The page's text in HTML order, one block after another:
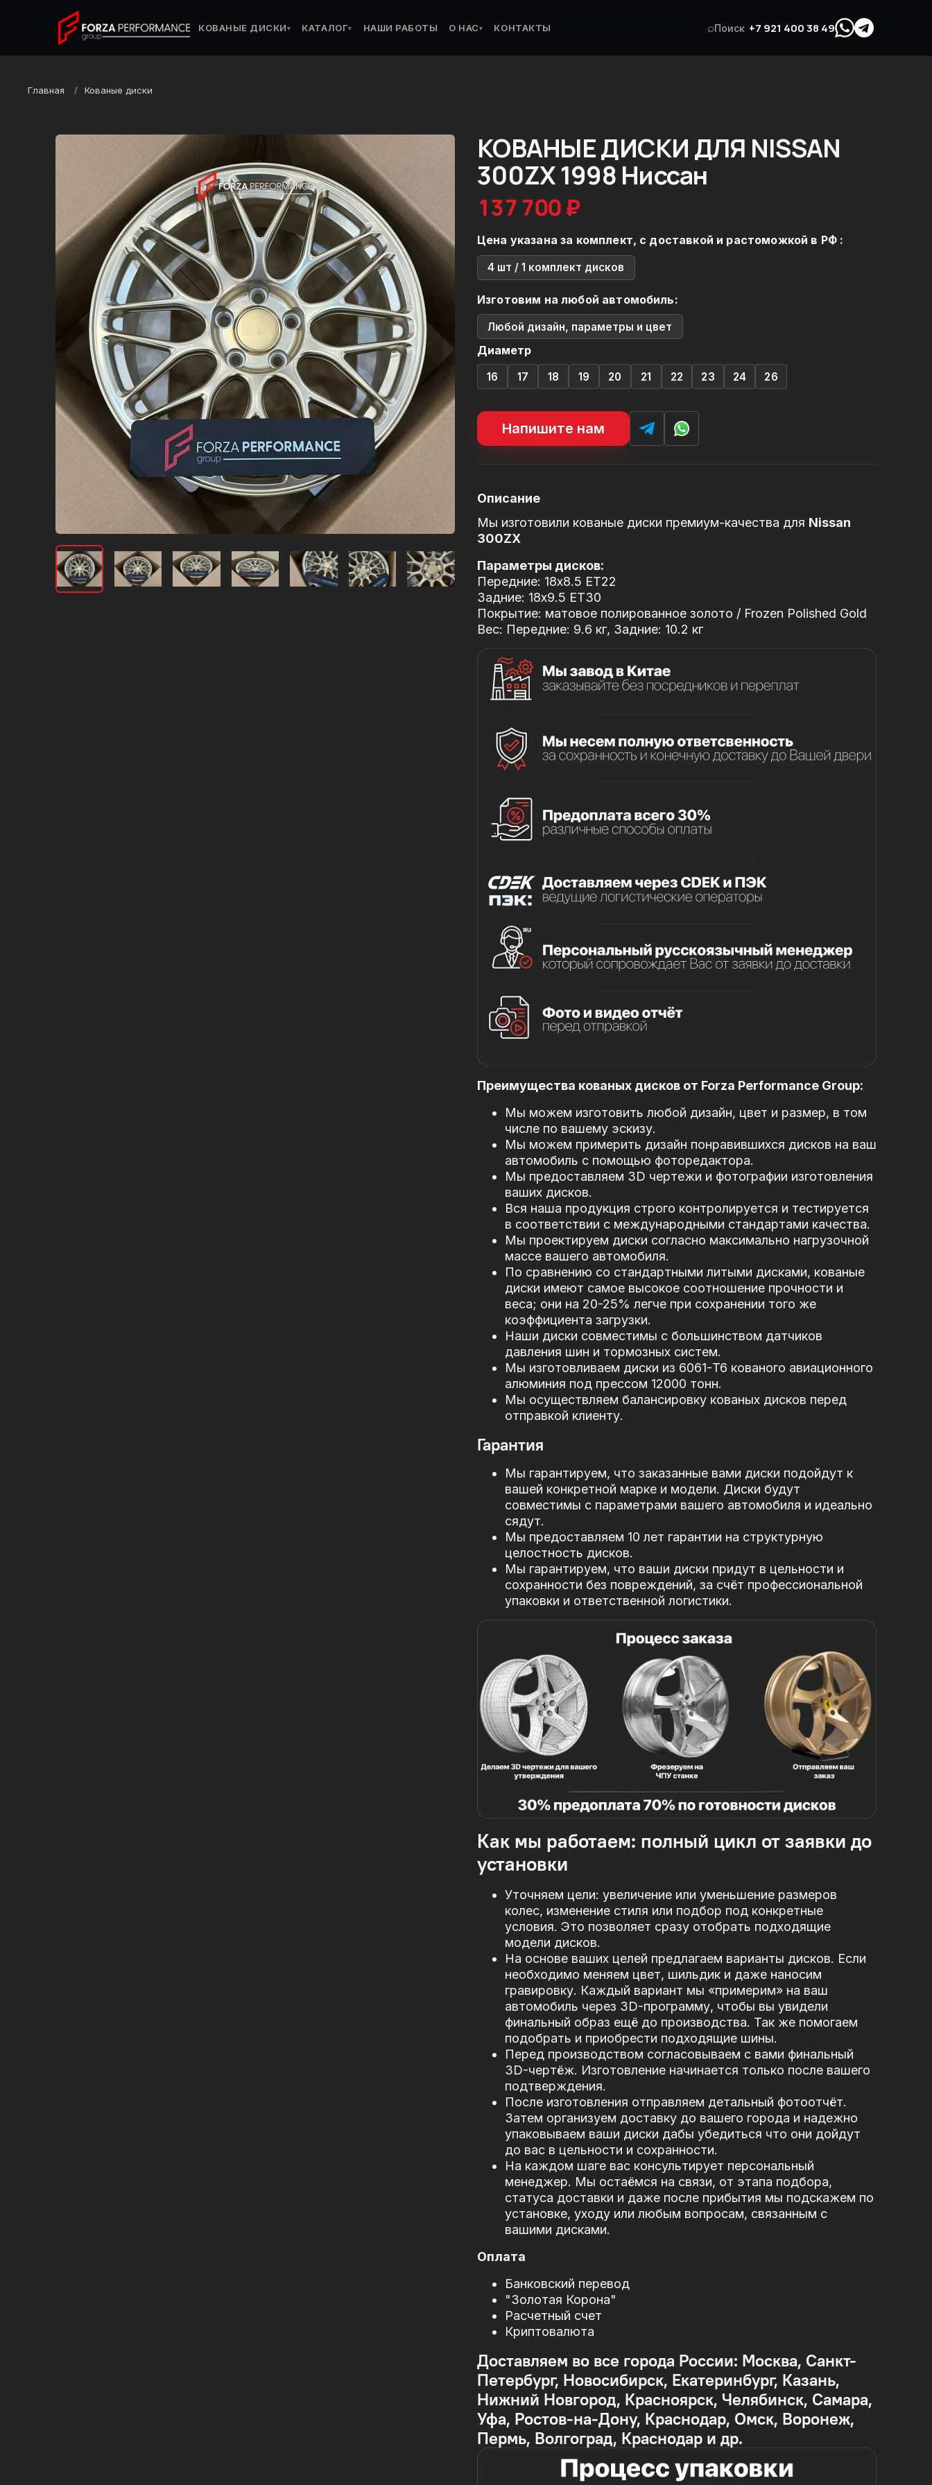
КОВАНЫЕ ДИСКИ▾ КАТАЛОГ▾ НАШИ РАБОТЫ О НАС▾ КОНТАКТЫ ⌕Поиск +7 921 400 38 49
Главная Кованые диски
КОВАНЫЕ ДИСКИ ДЛЯ NISSAN
300ZX 1998 Ниссан
137 700 ₽
Цена указана за комплект, с доставкой и растоможкой в РФ :
4 шт / 1 комплект дисков
Изготовим на любой автомобиль:
Любой дизайн, параметры и цвет
Диаметр
16 17 18 19 20 21 22 23 24 26
Напишите нам
Описание
Мы изготовили кованые диски премиум-качества для Nissan
300ZX
Параметры дисков:
Передние: 18x8.5 ET22
Задние: 18x9.5 ET30
Покрытие: матовое полированное золото / Frozen Polished Gold
Вес: Передние: 9.6 кг, Задние: 10.2 кг
Преимущества кованых дисков от Forza Performance Group:
Мы можем изготовить любой дизайн, цвет и размер, в том
числе по вашему эскизу.
Мы можем примерить дизайн понравившихся дисков на ваш
автомобиль с помощью фоторедактора.
Мы предоставляем 3D чертежи и фотографии изготовления
ваших дисков.
Вся наша продукция строго контролируется и тестируется
в соответствии с международными стандартами качества.
Мы проектируем диски согласно максимально нагрузочной
массе вашего автомобиля.
По сравнению со стандартными литыми дисками, кованые
диски имеют самое высокое соотношение прочности и
веса; они на 20-25% легче при сохранении того же
коэффициента загрузки.
Наши диски совместимы с большинством датчиков
давления шин и тормозных систем.
Мы изготовливаем диски из 6061-T6 кованого авиационного
алюминия под прессом 12000 тонн.
Мы осуществляем балансировку кованых дисков перед
отправкой клиенту.
Гарантия
Мы гарантируем, что заказанные вами диски подойдут к
вашей конкретной марке и модели. Диски будут
совместимы с параметрами вашего автомобиля и идеально
сядут.
Мы предоставляем 10 лет гарантии на структурную
целостность дисков.
Мы гарантируем, что ваши диски придут в цельности и
сохранности без повреждений, за счёт профессиональной
упаковки и ответственной логистики.
Как мы работаем: полный цикл от заявки до
установки
Уточняем цели: увеличение или уменьшение размеров
колес, изменение стиля или подбор под конкретные
условия. Это позволяет сразу отобрать подходящие
модели дисков.
На основе ваших целей предлагаем варианты дисков. Если
необходимо меняем цвет, шильдик и даже наносим
гравировку. Каждый вариант мы «примерим» на ваш
автомобиль через 3D-программу, чтобы вы увидели
финальный образ ещё до производства. Так же помогаем
подобрать и приобрести подходящие шины.
Перед производством согласовываем с вами финальный
3D-чертёж. Изготовление начинается только после вашего
подтверждения.
После изготовления отправляем детальный фотоотчёт.
Затем организуем доставку до вашего города и надежно
упаковываем ваши диски дабы убедиться что они дойдут
до вас в цельности и сохранности.
На каждом шаге вас консультирует персональный
менеджер. Мы остаёмся на связи, от этапа подбора,
статуса доставки и даже после прибытия мы подскажем по
установке, уходу или любым вопросам, связанным с
вашими дисками.
Оплата
Банковский перевод
"Золотая Корона"
Расчетный счет
Криптовалюта
Доставляем во все города России: Москва, Санкт-
Петербург, Новосибирск, Екатеринбург, Казань,
Нижний Новгород, Красноярск, Челябинск, Самара,
Уфа, Ростов-на-Дону, Краснодар, Омск, Воронеж,
Пермь, Волгоград, Краснодар и др.